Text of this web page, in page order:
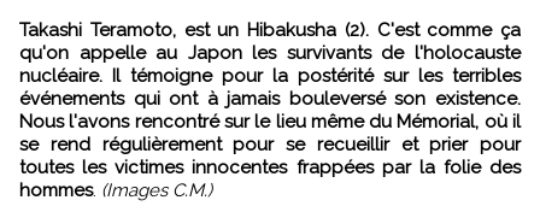
Takashi Teramoto, est un Hibakusha (2). C'est comme ça
qu'on appelle au Japon les survivants de l'holocauste
nucléaire. Il témoigne pour la postérité sur les terribles
événements qui ont à jamais bouleversé son existence.
Nous l'avons rencontré sur le lieu même du Mémorial, où il
se rend régulièrement pour se recueillir et prier pour
toutes les victimes innocentes frappées par la folie des
hommes. (Images C.M.)